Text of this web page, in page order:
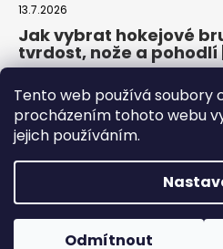
Tento web používá soubory
procházením tohoto webu
jejich používáním.
Odmítnout
13.7.2026
Jak vybrat hokejové
tvrdost, nože a pohodlí
Jak vybrat inline
průvodce pro
jízdu | Hockeyland
22.6.2026
Copyright 2026
vyhrazena.
Upravit